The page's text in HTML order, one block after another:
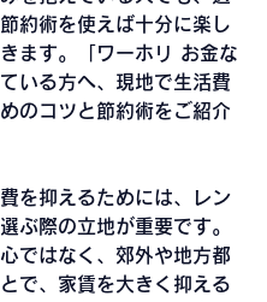
約術を使えば十分に楽し
ます。「ワーホリ お金な
いる方へ、現地で生活費
のコツと節約術をご紹介
を抑えるためには、レン
ぶ際の立地が重要です。
ではなく、郊外や地方都
で、家賃を大きく抑える